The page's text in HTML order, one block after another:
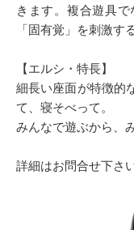
お気に入り
きます。複合遊具
「固有覚」を刺激す
【エルシ・特長】
細長い座面が特徴的
て、寝そべって。
みんなで遊ぶから、
詳細はお問合せ下さい